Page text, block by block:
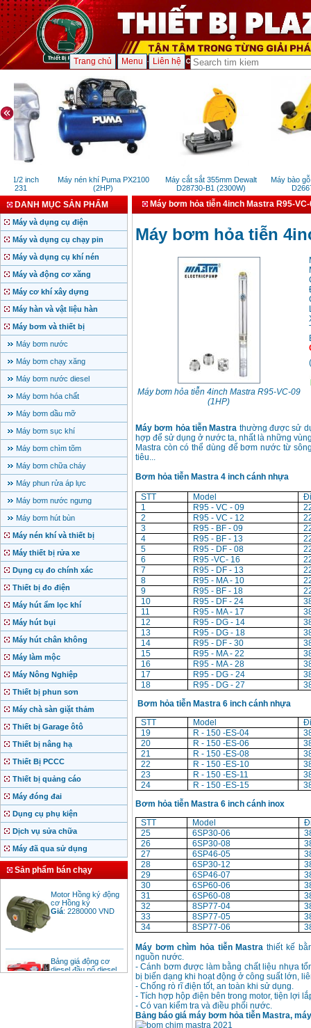
Trang chủ Menu Liên hệ
1/2 inch
231
Máy nén khí Puma PX2100
(2HP)
Máy cắt sắt 355mm Dewalt
D28730-B1 (2300W)
Máy bào gỗ
DANH MỤC SẢN PHẨM
Máy và dụng cụ điện
Máy và dụng cụ chạy pin
Máy và dụng cụ khí nén
Máy và động cơ xăng
Máy cơ khí xây dựng
Máy hàn và vật liệu hàn
Máy bơm và thiết bị
Máy bơm nước
Máy bơm chạy xăng
Máy bơm nước diesel
Máy bơm hóa chất
Máy bơm dầu mỡ
Máy bơm sục khí
Máy bơm chìm tõm
Máy bơm chữa cháy
Máy phun rửa áp lực
Máy bơm nước ngưng
Máy bơm hút bùn
Máy nén khí và thiết bị
Máy thiết bị rửa xe
Dụng cụ đo chính xác
Thiết bị đo điện
Máy hút ẩm lọc khí
Máy hút bụi
Máy hút chân không
Máy làm mộc
Máy Nông Nghiệp
Thiết bị phun sơn
Máy chà sàn giặt thảm
Thiết bị Garage ôtô
Thiết bị nâng hạ
Thiết Bị PCCC
Thiết bị quảng cáo
Máy đóng đai
Dụng cụ phụ kiện
Dịch vụ sửa chữa
Máy đã qua sử dụng
Sản phẩm bán chạy
cơ Hồng ký
Giá:2280000
diesel đầu nổ diesel
Giá:6500000 VND
Máy bơm hỏa tiễn 4inch Mastra R95-VC-
Máy bơm hỏa tiễn
Máy bơm hỏa tiễn 4inch Mastra R95-VC-09
(1HP)
(
Máy bơm hỏa tiễn Mastra thường được sử
hợp để sử dụng ở nước ta, nhất là những
Mastra còn có thể dùng để bơm nước từ
tiêu...
Bơm hỏa tiễn Mastra 4 inch cánh nhựa
STT Model
1
R95 - VC - 09
2
R95 - VC - 12
3
R95 - BF - 09
4
R95 - BF - 13
5
R95 - DF - 08
6
R95 -VC- 16
7
R95 - DF - 13
8
R95 - MA - 10
9
R95 - BF - 18
10
R95 - DF - 24
11
R95 - MA - 17
12
R95 - DG - 14
13
R95 - DG - 18
14
R95 - DF - 30
15
R95 - MA - 22
16
R95 - MA - 28
17
R95 - DG - 24
18
R95 - DG - 27
Bơm hỏa tiễn Mastra 6 inch cánh nhựa
STT
Model
19
R - 150 -ES-04
20
R - 150 -ES-06
21
R - 150 -ES-08
22
R - 150 -ES-10
23
R - 150 -ES-11
24
R - 150 -ES-15
Bơm hỏa tiễn Mastra 6 inch cánh inox
STT
Model
25
6SP30-06
26
6SP30-08
27
6SP46-05
28
6SP30-12
29
6SP46-07
30
6SP60-06
31
6SP60-08
32
8SP77-04
33
8SP77-05
34
8SP77-06
Máy bơm chìm hỏa tiễn Mastra thiết kế
nguồn nước.
- Cánh bơm được làm bằng chất liệu nhựa
bị biến dạng khi hoạt động ở công suất lớn,
- Chống rò rĩ điện tốt, an toàn khi sử dụng.
- Tích hợp hộp điện bên trong motor, tiện lợi
- Có van kiểm tra và điều phối nước.
Bảng báo giá máy bơm hỏa tiễn Mastra,